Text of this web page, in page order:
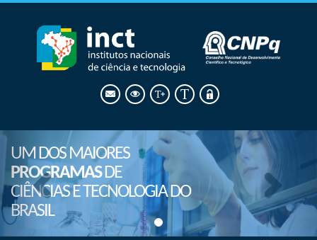
UM DOS MAIORES
PROGRAMASDE
CIÊNCIAS E TECNOLOGIA DO
BRASIL